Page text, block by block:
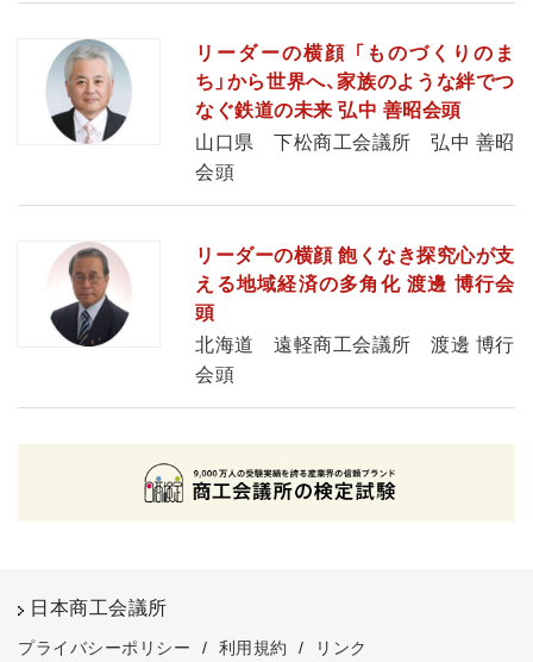
リーダーの横顔 「ものづくりのま
ち」から世界へ、家族のような絆でつ
なぐ鉄道の未来 弘中 善昭会頭
山口県 下松商工会議所 弘中 善昭
会頭
リーダーの横顔 飽くなき探究心が支
える地域経済の多角化 渡邊 博行会
頭
北海道 遠軽商工会議所 渡邊 博行
会頭
日本商工会議所
プライバシーポリシー / 利用規約 / リンク